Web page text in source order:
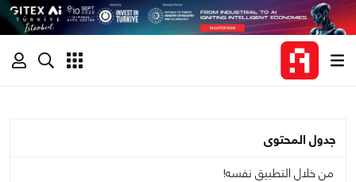
جدول المحتوى
من خلال التطبيق نفسه!